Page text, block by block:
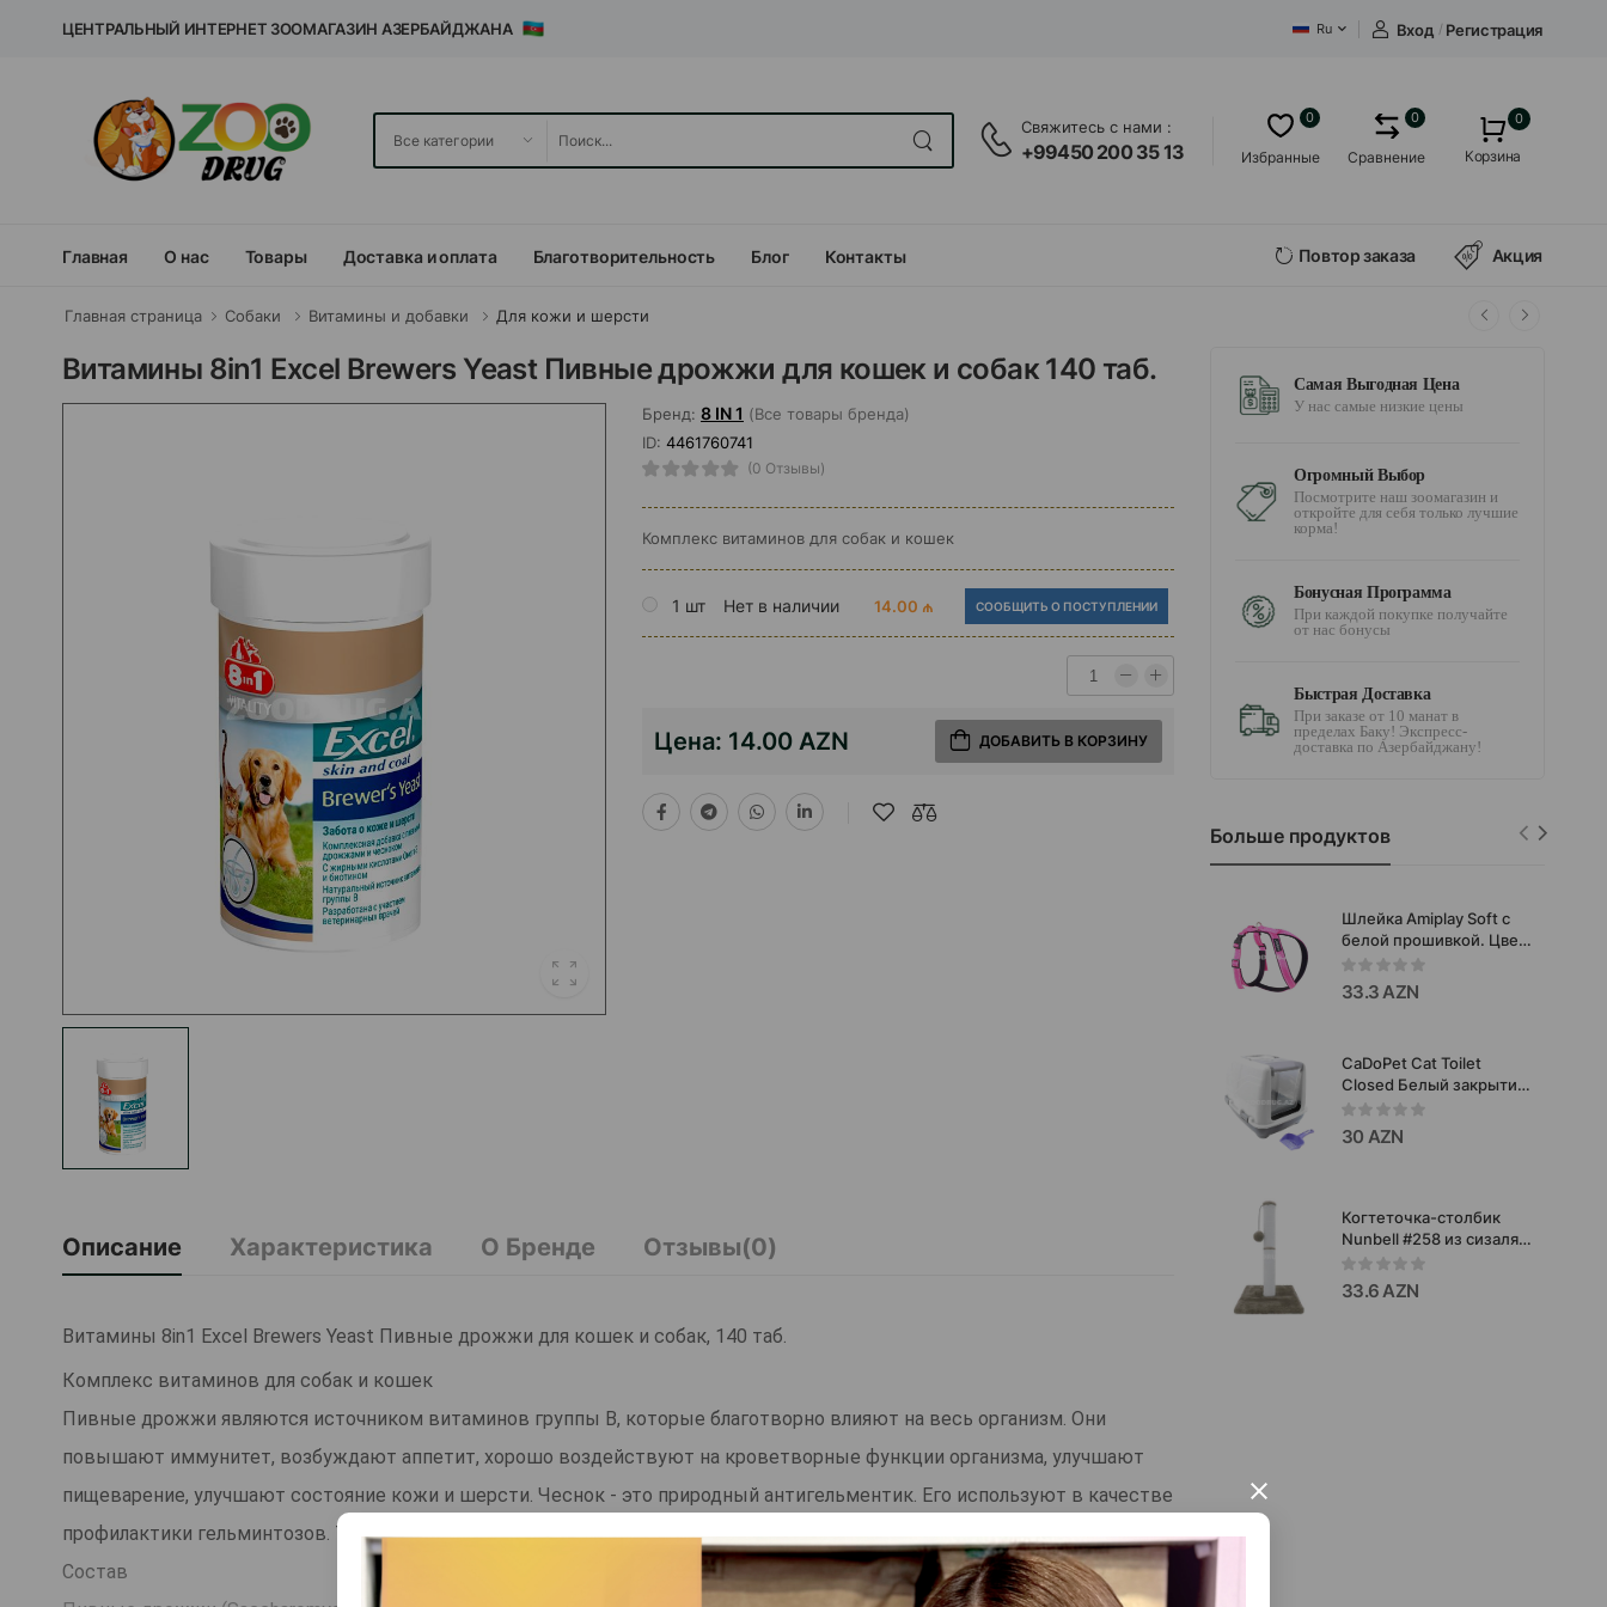
×
ЦЕНТРАЛЬНЫЙ ИНТЕРНЕТ ЗООМАГАЗИН АЗЕРБАЙДЖАНА Ru Вход / Регистрация
Свяжитесь с нами :
+99450 200 35 13 Избранные
0
Сравнение
0 0
Корзина
Главная О нас Товары Доставка и оплата Благотворительность Блог Контакты Повтор заказа Акция
Главная страница Собаки Витамины и добавки Для кожи и шерсти
Витамины 8in1 Excel Brewers Yeast Пивные дрожжи для кошек и собак 140 таб.
Бренд: 8 IN 1 (Все товары бренда)
ID: 4461760741
(0 Отзывы)
Комплекс витаминов для собак и кошек
1 шт Нет в наличии 14.00 ₼ СООБЩИТЬ О ПОСТУПЛЕНИИ
Цена: 14.00 AZN ДОБАВИТЬ В КОРЗИНУ
Описание Характеристика О Бренде Отзывы(0)
Витамины 8in1 Excel Brewers Yeast Пивные дрожжи для кошек и собак, 140 таб.
Комплекс витаминов для собак и кошек
Пивные дрожжи являются источником витаминов группы В, которые благотворно влияют на весь организм. Они
повышают иммунитет, возбуждают аппетит, хорошо воздействуют на кроветворные функции организма, улучшают
пищеварение, улучшают состояние кожи и шерсти. Чеснок - это природный антигельментик. Его используют в качестве
профилактики гельминтозов. Также в состав Бреверсов входят жирные кислоты и цинк.
Состав
Самая Выгодная Цена
У нас самые низкие цены
Огромный Выбор
Посмотрите наш зоомагазин и
откройте для себя только лучшие
корма!
Бонусная Программа
При каждой покупке получайте
от нас бонусы
Быстрая Доставка
При заказе от 10 манат в
пределах Баку! Экспресс-
доставка по Азербайджану!
Больше продуктов
Шлейка Amiplay Soft с
белой прошивкой. Цвет:
Розовый. Размер: ХS
23х31-38 см.
33.3 AZN
CaDoPet Cat Toilet
Closed Белый закрытий
биотуалет для кошек
32х47х36 см
30 AZN
Когтеточка-столбик
Nunbell #258 из сизаля с
игрушками. Цвет:
Серый. Высота: 60 см.
33.6 AZN